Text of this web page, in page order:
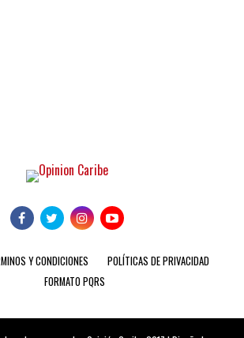
Y CONDICIONES
POLÍTICAS DE PRIVACIDAD
FORMATO PQRS